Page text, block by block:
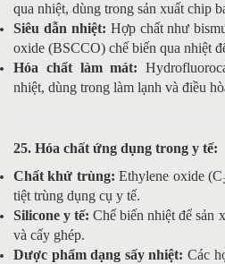
qua nhiệt, dùng trong sản xuất chip
Siêu dẫn nhiệt: Hợp chất như
oxide (BSCCO) chế biến qua nhiệt
Hóa chất làm mát:
nhiệt, dùng trong làm lạnh và điều
25. Hóa chất ứng dụng trong y tế:
Chất khử trùng: Ethylene oxide
tiệt trùng dụng cụ y tế.
Silicone y tế: Chế biến nhiệt để sản
và cấy ghép.
Dược phẩm dạng sấy nhiệt: Các